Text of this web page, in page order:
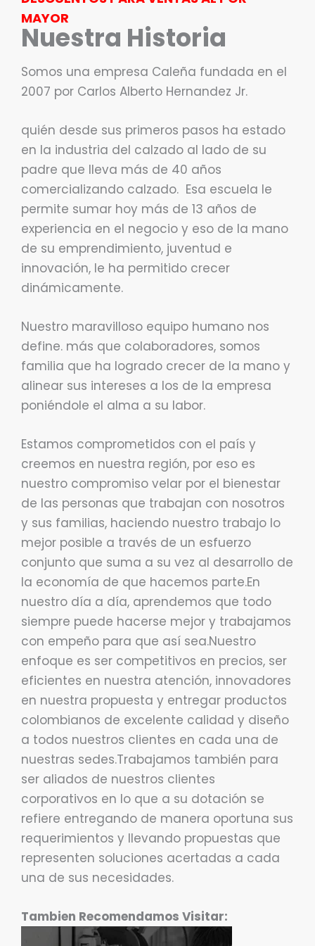
MAYOR
Nuestra Historia
Somos una empresa Caleña fundada en el
2007 por Carlos Alberto Hernandez Jr.
quién desde sus primeros pasos ha estado
en la industria del calzado al lado de su
padre que lleva más de 40 años
comercializando calzado. Esa escuela le
permite sumar hoy más de 13 años de
experiencia en el negocio y eso de la mano
de su emprendimiento, juventud e
innovación, le ha permitido crecer
dinámicamente.
Nuestro maravilloso equipo humano nos
define. más que colaboradores, somos
familia que ha logrado crecer de la mano y
alinear sus intereses a los de la empresa
poniéndole el alma a su labor.
Estamos comprometidos con el país y
creemos en nuestra región, por eso es
nuestro compromiso velar por el bienestar
de las personas que trabajan con nosotros
y sus familias, haciendo nuestro trabajo lo
mejor posible a través de un esfuerzo
conjunto que suma a su vez al desarrollo de
la economía de que hacemos parte.En
nuestro día a día, aprendemos que todo
siempre puede hacerse mejor y trabajamos
con empeño para que así sea.Nuestro
enfoque es ser competitivos en precios, ser
eficientes en nuestra atención, innovadores
en nuestra propuesta y entregar productos
colombianos de excelente calidad y diseño
a todos nuestros clientes en cada una de
nuestras sedes.Trabajamos también para
ser aliados de nuestros clientes
corporativos en lo que a su dotación se
refiere entregando de manera oportuna sus
requerimientos y llevando propuestas que
representen soluciones acertadas a cada
una de sus necesidades.
Tambien Recomendamos Visitar: